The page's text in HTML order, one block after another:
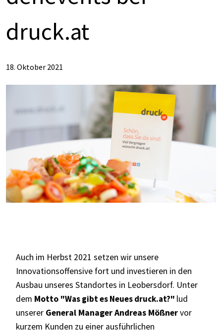
druck.at
18. Oktober 2021
Auch im Herbst 2021 setzen wir unsere
Innovationsoffensive fort und investieren in den
Ausbau unseres Standortes in Leobersdorf. Unter
dem Motto "Was gibt es Neues druck.at?" lud
unserer General Manager Andreas Mößnervor
kurzem Kunden zu einer ausführlichen